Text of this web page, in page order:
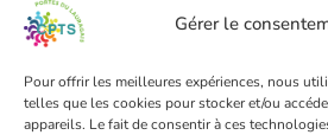
Gérer le
Pour offrir les meilleures expériences, nous
telles que les cookies pour stocker et/ou
appareils. Le fait de consentir à ces
CPTS PORTES DU LAURAGAIS